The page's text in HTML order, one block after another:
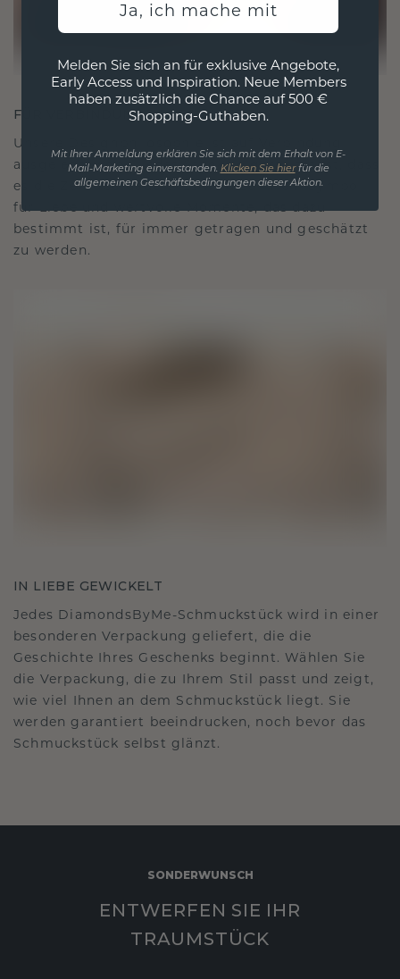
FÜR VERBINDUNGEN GESCHAFFEN
Unsere Designphilosophie ist auf Verbindung
ausgelegt, wobei jedes Stück so gestaltet ist, dass
es die Zeit überdauert. Es wird zu Ihrem Symbol
für Liebe und wertvolle Momente, das dazu
bestimmt ist, für immer getragen und geschätzt
zu werden.
IN LIEBE GEWICKELT
Jedes DiamondsByMe-Schmuckstück wird in einer
besonderen Verpackung geliefert, die die
Geschichte Ihres Geschenks beginnt. Wählen Sie
die Verpackung, die zu Ihrem Stil passt und zeigt,
wie viel Ihnen an dem Schmuckstück liegt. Sie
werden garantiert beeindrucken, noch bevor das
Schmuckstück selbst glänzt.
SONDERWUNSCH
ENTWERFEN SIE IHR
TRAUMSTÜCK
Ja, ich mache mit
Melden Sie sich an für exklusive Angebote,
Early Access und Inspiration. Neue Members
haben zusätzlich die Chance auf 500 €
Shopping-Guthaben.
Mit Ihrer Anmeldung erklären Sie sich mit dem Erhalt von E-
Mail-Marketing einverstanden. Klicken Sie hierfür die
allgemeinen Geschäftsbedingungen dieser Aktion.